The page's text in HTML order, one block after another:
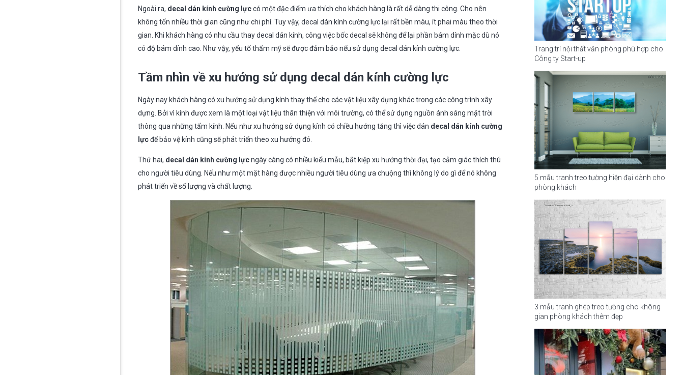
Ngoài ra, decal dán kính cường lựccó một đặc điểm ưa thích cho khách hàng là rất dễ dàng thi công. Cho nên
không tốn nhiều thời gian cũng như chi phí. Tuy vậy, decal dán kính cường lực lại rất bền màu, ít phai màu theo thời
gian. Khi khách hàng có nhu cầu thay decal dán kính, công việc bốc decal sẽ không để lại phần bám dính mặc dù nó
có độ bám dính cao. Như vậy, yếu tố thẩm mỹ sẽ được đảm bảo nếu sử dụng decal dán kính cường lực.
Tầm nhìn về xu hướng sử dụng decal dán kính cường lực
Ngày nay khách hàng có xu hướng sử dụng kính thay thế cho các vật liệu xây dựng khác trong các công trình xây
dựng. Bởi vì kính được xem là một loại vật liệu thân thiện với môi trường, có thể sử dụng nguồn ánh sáng mặt trời
thông qua những tấm kính. Nếu như xu hướng sử dụng kính có chiều hướng tăng thì việc dán decal dán kính cường
lựcđể bảo vệ kính cũng sẽ phát triển theo xu hướng đó.
Thứ hai, decal dán kính cường lựcngày càng có nhiều kiểu mẫu, bắt kiệp xu hướng thời đại, tạo cảm giác thích thú
cho người tiêu dùng. Nếu như một mặt hàng được nhiều người tiêu dùng ưa chuộng thì không lý do gì để nó không
phát triển về số lượng và chất lượng.
Trang trí nội thất văn phòng phù hợp cho
Công ty Start-up
5 mẫu tranh treo tường hiện đại dành cho
phòng khách
3 mẫu tranh ghép treo tường cho không
gian phòng khách thêm đẹp